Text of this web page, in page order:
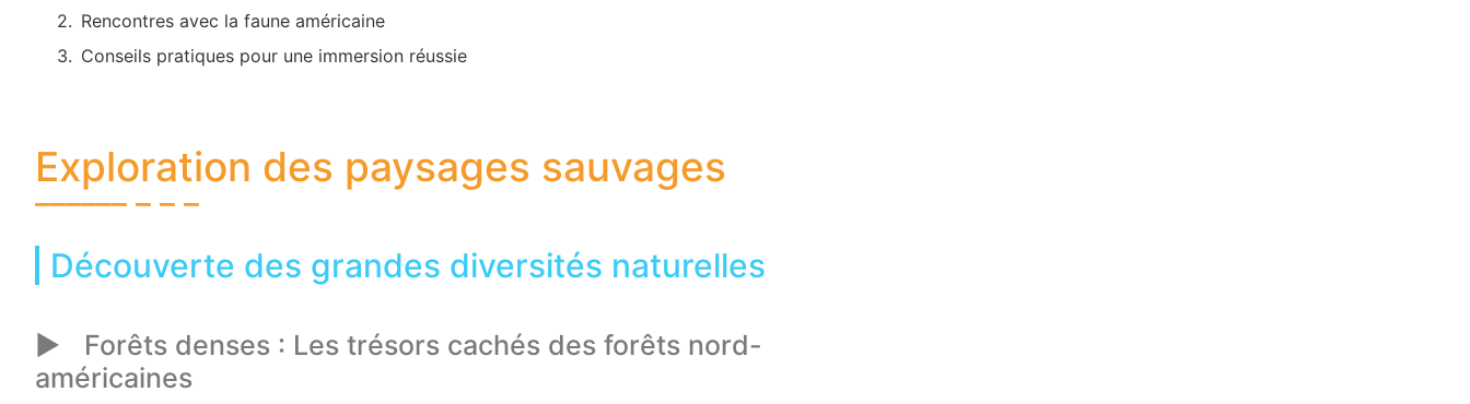
Rencontres avec la faune américaine
Conseils pratiques pour une immersion réussie
Exploration des paysages sauvages
Découverte des grandes diversités naturelles
Forêts denses : Les trésors cachés des forêts nord-
américaines